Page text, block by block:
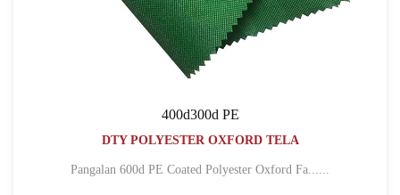
400d300d PE
DTY POLYESTER OXFORD TELA
Pangalan 600d PE Coated Polyester Oxford Fa......